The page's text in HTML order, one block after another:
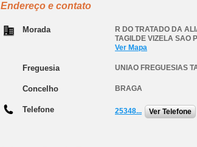
Endereço e contato
Morada R DO TRATADO DA
TAGILDE VIZELA SAO
Ver Mapa
Freguesia UNIAO FREGUESIAS
Concelho BRAGA
Telefone 25348... Ver Telefone